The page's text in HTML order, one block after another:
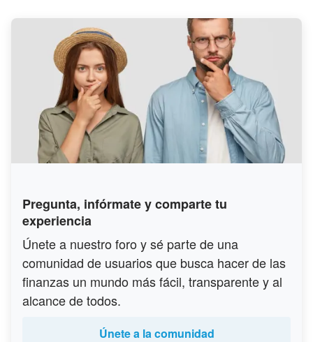
Pregunta, infórmate y comparte tu
experiencia
Únete a nuestro foro y sé parte de una
comunidad de usuarios que busca hacer de las
finanzas un mundo más fácil, transparente y al
alcance de todos.
Únete a la comunidad